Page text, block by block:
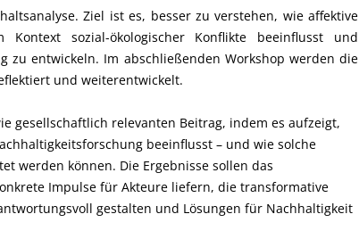
Ziel ist es, besser zu verstehen, wie affektive
Kontext sozial-ökologischer Konflikte beeinflusst und
zu entwickeln. Im abschließenden Workshop werden die
und weiterentwickelt.
gesellschaftlich relevanten Beitrag, indem es aufzeigt,
beeinflusst – und wie solche
werden können. Die Ergebnisse sollen das
Impulse für Akteure liefern, die transformative
gestalten und Lösungen für Nachhaltigkeit